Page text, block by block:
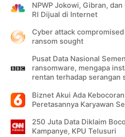
NPWP Jokowi, Gibran,
RI Dijual di Internet
Cyber attack
ransom sought
Pusat Data Nasional
ransomware, mengapa
rentan terhadap serangan
Biznet Akui Ada
Peretasannya Karyawan
250 Juta Data Diklaim
Kampanye, KPU Telusuri